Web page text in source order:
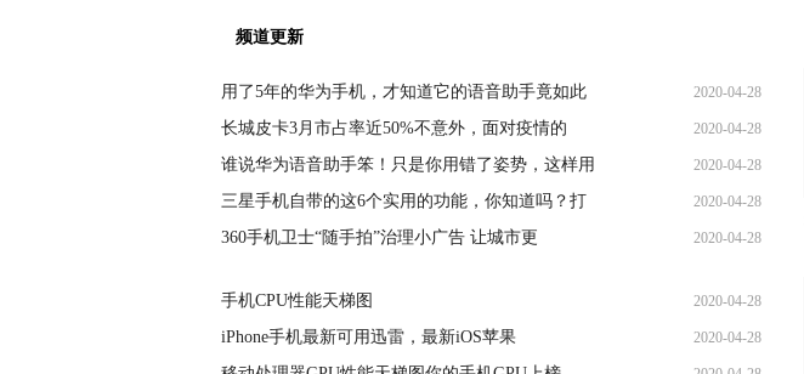
频道更新
用了5年的华为手机，才知道它的语音助手竟如此 2020-04-28
长城皮卡3月市占率近50%不意外，面对疫情的 2020-04-28
谁说华为语音助手笨！只是你用错了姿势，这样用 2020-04-28
三星手机自带的这6个实用的功能，你知道吗？打 2020-04-28
360手机卫士“随手拍”治理小广告 让城市更 2020-04-28
手机CPU性能天梯图 2020-04-28
iPhone手机最新可用迅雷，最新iOS苹果 2020-04-28